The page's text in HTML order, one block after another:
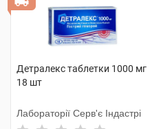
Детралекс таблетки 1000 мг
18 шт
Лабораторії Серв'є Індастрі